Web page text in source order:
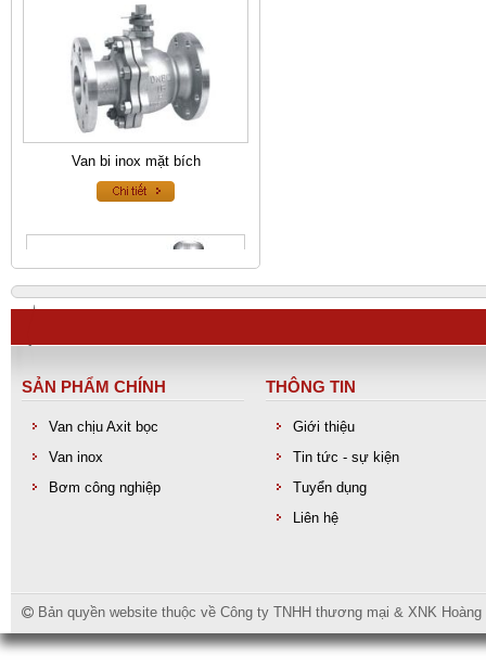
Van bi inox mặt bích
Van an toàn inox
SẢN PHẨM CHÍNH
Van chịu Axit bọc
Van inox
Bơm công nghiệp
THÔNG TIN
Giới thiệu
Tin tức - sự kiện
Tuyển dụng
Liên hệ
Bản quyền website thuộc về Công ty TNHH thương mại & XNK